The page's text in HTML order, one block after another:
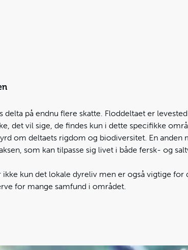
på endnu flere skatte. Floddeltaet er
det vil sige, de findes kun i dette specifikke
om deltaets rigdom og biodiversitet. En anden
som kan tilpasse sig livet i både fersk- og
kun det lokale dyreliv men er også vigtige for
for mange samfund i området.